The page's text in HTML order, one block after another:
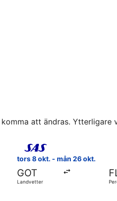
att ändras. Ytterligare
tors 8 okt. - mån 26 okt.
GOT
Landvetter